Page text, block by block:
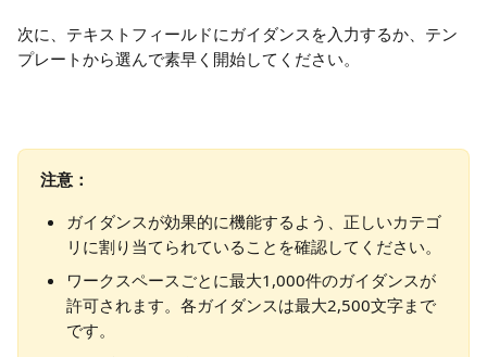
次に、テキストフィールドにガイダンスを入力するか、テン
プレートから選んで素早く開始してください。
注意：
ガイダンスが効果的に機能するよう、正しいカテゴ
リに割り当てられていることを確認してください。
ワークスペースごとに最大1,000件のガイダンスが
許可されます。各ガイダンスは最大2,500文字まで
です。